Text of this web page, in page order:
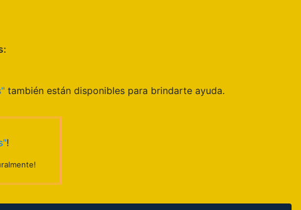
también están disponibles para brindarte ayuda.
!